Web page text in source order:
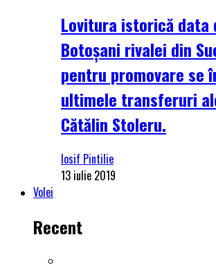
Lovitura istorică data
Botoșani rivalei din
pentru promovare se
ultimele transferuri
Cătălin Stoleru.
Iosif Pintilie
13 iulie 2019
Volei
Recent